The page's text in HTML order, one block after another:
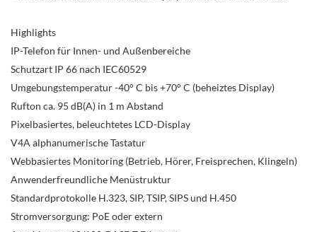
Highlights
IP-Telefon für Innen- und Außenbereiche
Schutzart IP 66 nach IEC60529
Umgebungstemperatur -40° C bis +70° C (beheiztes Display)
Rufton ca. 95 dB(A) in 1 m Abstand
Pixelbasiertes, beleuchtetes LCD-Display
V4A alphanumerische Tastatur
Webbasiertes Monitoring (Betrieb, Hörer, Freisprechen, Klingeln)
Anwenderfreundliche Menüstruktur
Standardprotokolle H.323, SIP, TSIP, SIPS und H.450
Stromversorgung: PoE oder extern